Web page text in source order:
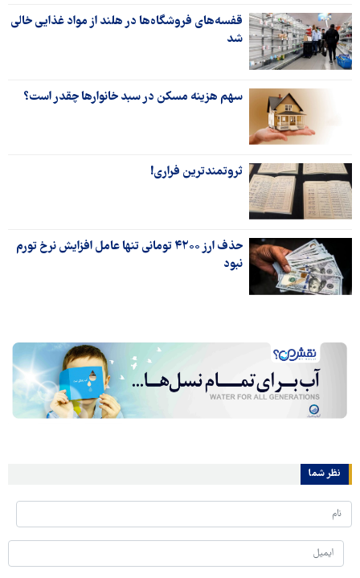
قفسه‌های فروشگاه‌ها در هلند از مواد غذایی خالی
شد
سهم هزینه‌ مسکن در سبد خانوارها چقدر است؟
ثروتمندترین فراری!
حذف ارز ۴۲۰۰ تومانی تنها عامل افزایش نرخ تورم
نبود
نظر شما